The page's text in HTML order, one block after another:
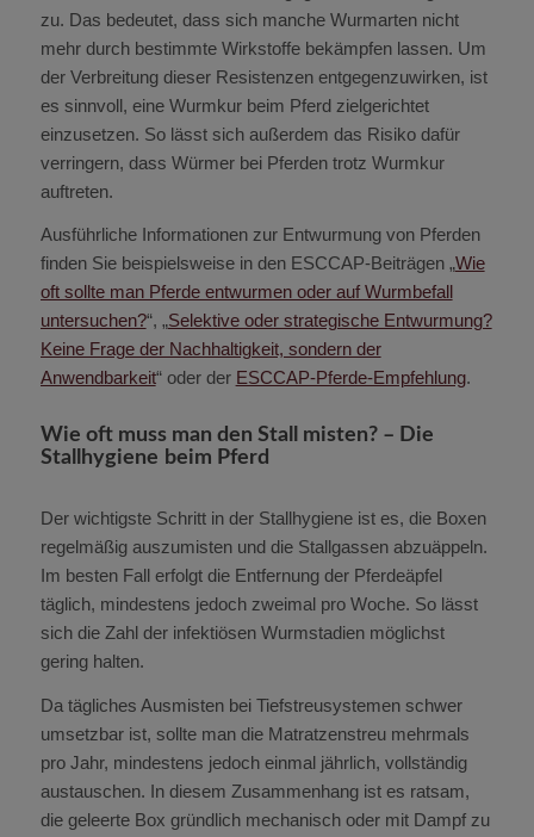
zu. Das bedeutet, dass sich manche Wurmarten nicht
mehr durch bestimmte Wirkstoffe bekämpfen lassen. Um
der Verbreitung dieser Resistenzen entgegenzuwirken, ist
es sinnvoll, eine Wurmkur beim Pferd zielgerichtet
einzusetzen. So lässt sich außerdem das Risiko dafür
verringern, dass Würmer bei Pferden trotz Wurmkur
auftreten.
Ausführliche Informationen zur Entwurmung von Pferden
finden Sie beispielsweise in den ESCCAP-Beiträgen „Wie
oft sollte man Pferde entwurmen oder auf Wurmbefall
untersuchen?“, „Selektive oder strategische Entwurmung?
Keine Frage der Nachhaltigkeit, sondern der
Anwendbarkeit“ oder der ESCCAP-Pferde-Empfehlung.
Wie oft muss man den Stall misten? – Die
Stallhygiene beim Pferd
Der wichtigste Schritt in der Stallhygiene ist es, die Boxen
regelmäßig auszumisten und die Stallgassen abzuäppeln.
Im besten Fall erfolgt die Entfernung der Pferdeäpfel
täglich, mindestens jedoch zweimal pro Woche. So lässt
sich die Zahl der infektiösen Wurmstadien möglichst
gering halten.
Da tägliches Ausmisten bei Tiefstreusystemen schwer
umsetzbar ist, sollte man die Matratzenstreu mehrmals
pro Jahr, mindestens jedoch einmal jährlich, vollständig
austauschen. In diesem Zusammenhang ist es ratsam,
die geleerte Box gründlich mechanisch oder mit Dampf zu